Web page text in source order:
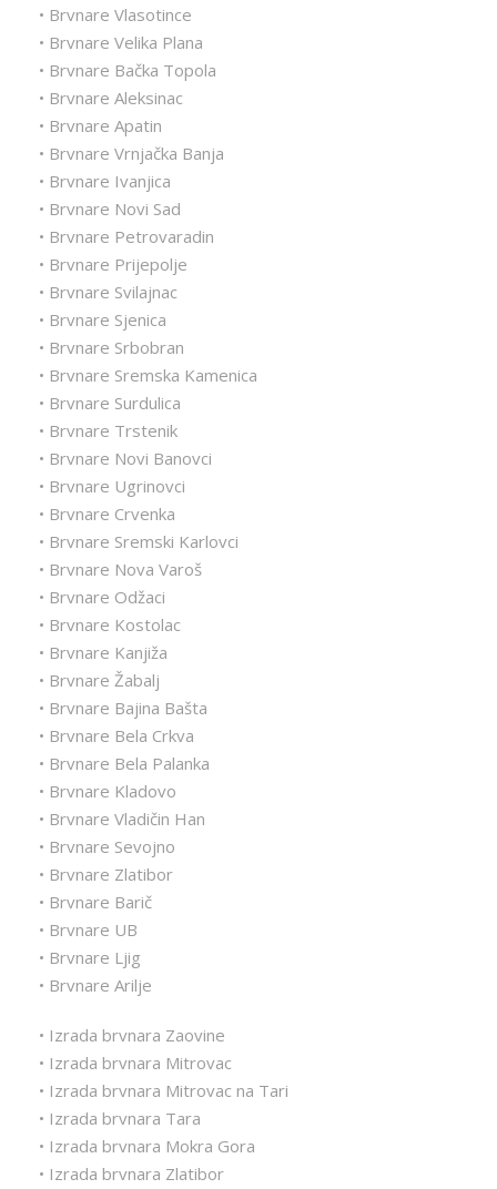
• Brvnare Vlasotince
• Brvnare Velika Plana
• Brvnare Bačka Topola
• Brvnare Aleksinac
• Brvnare Apatin
• Brvnare Vrnjačka Banja
• Brvnare Ivanjica
• Brvnare Novi Sad
• Brvnare Petrovaradin
• Brvnare Prijepolje
• Brvnare Svilajnac
• Brvnare Sjenica
• Brvnare Srbobran
• Brvnare Sremska Kamenica
• Brvnare Surdulica
• Brvnare Trstenik
• Brvnare Novi Banovci
• Brvnare Ugrinovci
• Brvnare Crvenka
• Brvnare Sremski Karlovci
• Brvnare Nova Varoš
• Brvnare Odžaci
• Brvnare Kostolac
• Brvnare Kanjiža
• Brvnare Žabalj
• Brvnare Bajina Bašta
• Brvnare Bela Crkva
• Brvnare Bela Palanka
• Brvnare Kladovo
• Brvnare Vladičin Han
• Brvnare Sevojno
• Brvnare Zlatibor
• Brvnare Barič
• Brvnare UB
• Brvnare Ljig
• Brvnare Arilje
• Izrada brvnara Zaovine
• Izrada brvnara Mitrovac
• Izrada brvnara Mitrovac na Tari
• Izrada brvnara Tara
• Izrada brvnara Mokra Gora
• Izrada brvnara Zlatibor